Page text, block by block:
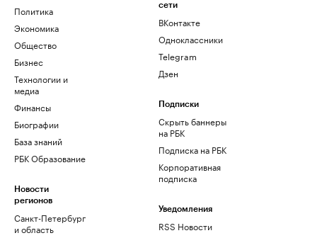
Политика
Экономика
Общество
Бизнес
Технологии и
медиа
Финансы
Биографии
База знаний
РБК Образование
Новости
регионов
Санкт-Петербург
и область
сети
ВКонтакте
Одноклассники
Telegram
Дзен
Подписки
Скрыть баннеры
на РБК
Подписка на РБК
Корпоративная
подписка
Уведомления
RSS Новости